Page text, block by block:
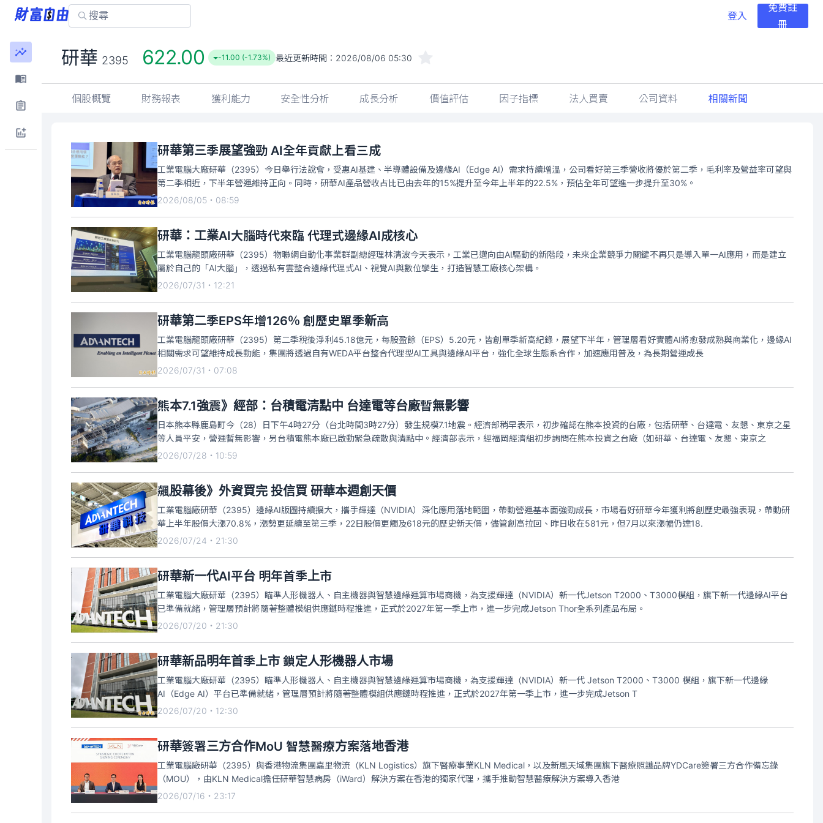
登入
免費註
冊
研華 2395 622.00 -11.00 (-1.73%) 最近更新時間： 2026/08/06 05:30
個股概覽 財務報表 獲利能力 安全性分析 成長分析 價值評估 因子指標 法人買賣 公司資料 相關新聞
研華第三季展望強勁 AI全年貢獻上看三成
工業電腦大廠研華（2395）今日舉行法說會，受惠AI基建、半導體設備及邊緣AI（Edge AI）需求持續增溫，公司看好第三季營收將優於第二季，毛利率及營益率可望與
第二季相近，下半年營運維持正向。同時，研華AI產品營收占比已由去年的15%提升至今年上半年的22.5%，預估全年可望進一步提升至30%。
2026/08/05・08:59
研華：工業AI大腦時代來臨 代理式邊緣AI成核心
工業電腦龍頭廠研華（2395）物聯網自動化事業群副總經理林清波今天表示，工業已邁向由AI驅動的新階段，未來企業競爭力關鍵不再只是導入單一AI應用，而是建立
屬於自己的「AI大腦」，透過私有雲整合邊緣代理式AI、視覺AI與數位孿生，打造智慧工廠核心架構。
2026/07/31・12:21
研華第二季EPS年增126％ 創歷史單季新高
工業電腦龍頭廠研華（2395）第二季稅後淨利45.18億元，每股盈餘（EPS）5.20元，皆創單季新高紀錄，展望下半年，管理層看好實體AI將愈發成熟與商業化，邊緣AI
相關需求可望維持成長動能，集團將透過自有WEDA平台整合代理型AI工具與邊緣AI平台，強化全球生態系合作，加速應用普及，為長期營運成長
2026/07/31・07:08
熊本7.1強震》經部：台積電清點中 台達電等台廠暫無影響
日本熊本縣鹿島町今（28）日下午4時27分（台北時間3時27分）發生規模7.1地震。經濟部稍早表示，初步確認在熊本投資的台廠，包括研華、台達電、友懇、東京之星
等人員平安，營運暫無影響，另台積電熊本廠已啟動緊急疏散與清點中。經濟部表示，經福岡經濟組初步詢問在熊本投資之台廠（如研華、台達電、友懇、東京之
2026/07/28・10:59
飆股幕後》外資買完 投信買 研華本週創天價
工業電腦廠研華（2395）邊緣AI版圖持續擴大，攜手輝達（NVIDIA）深化應用落地範圍，帶動營運基本面強勁成長，市場看好研華今年獲利將創歷史最強表現，帶動研
華上半年股價大漲70.8%，漲勢更延續至第三季，22日股價更觸及618元的歷史新天價，儘管創高拉回、昨日收在581元，但7月以來漲幅仍達18.
2026/07/24・21:30
研華新一代AI平台 明年首季上市
工業電腦大廠研華（2395）瞄準人形機器人、自主機器與智慧邊緣運算市場商機，為支援輝達（NVIDIA）新一代Jetson T2000、T3000模組，旗下新一代邊緣AI平台
已準備就緒，管理層預計將隨著整體模組供應鏈時程推進，正式於2027年第一季上市，進一步完成Jetson Thor全系列產品布局。
2026/07/20・21:30
研華新品明年首季上市 鎖定人形機器人市場
工業電腦大廠研華（2395）瞄準人形機器人、自主機器與智慧邊緣運算市場商機，為支援輝達（NVIDIA）新一代 Jetson T2000、T3000 模組，旗下新一代邊緣
AI（Edge AI）平台已準備就緒，管理層預計將隨著整體模組供應鏈時程推進，正式於2027年第一季上市，進一步完成Jetson T
2026/07/20・12:30
研華簽署三方合作MoU 智慧醫療方案落地香港
工業電腦廠研華（2395）與香港物流集團嘉里物流（KLN Logistics）旗下醫療事業KLN Medical，以及新風天域集團旗下醫療照護品牌YDCare簽署三方合作備忘錄
（MOU），由KLN Medical擔任研華智慧病房（iWard）解決方案在香港的獨家代理，攜手推動智慧醫療解決方案導入香港
2026/07/16・23:17